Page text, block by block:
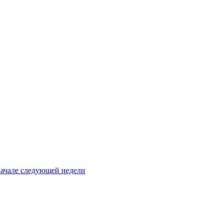
следующей недели